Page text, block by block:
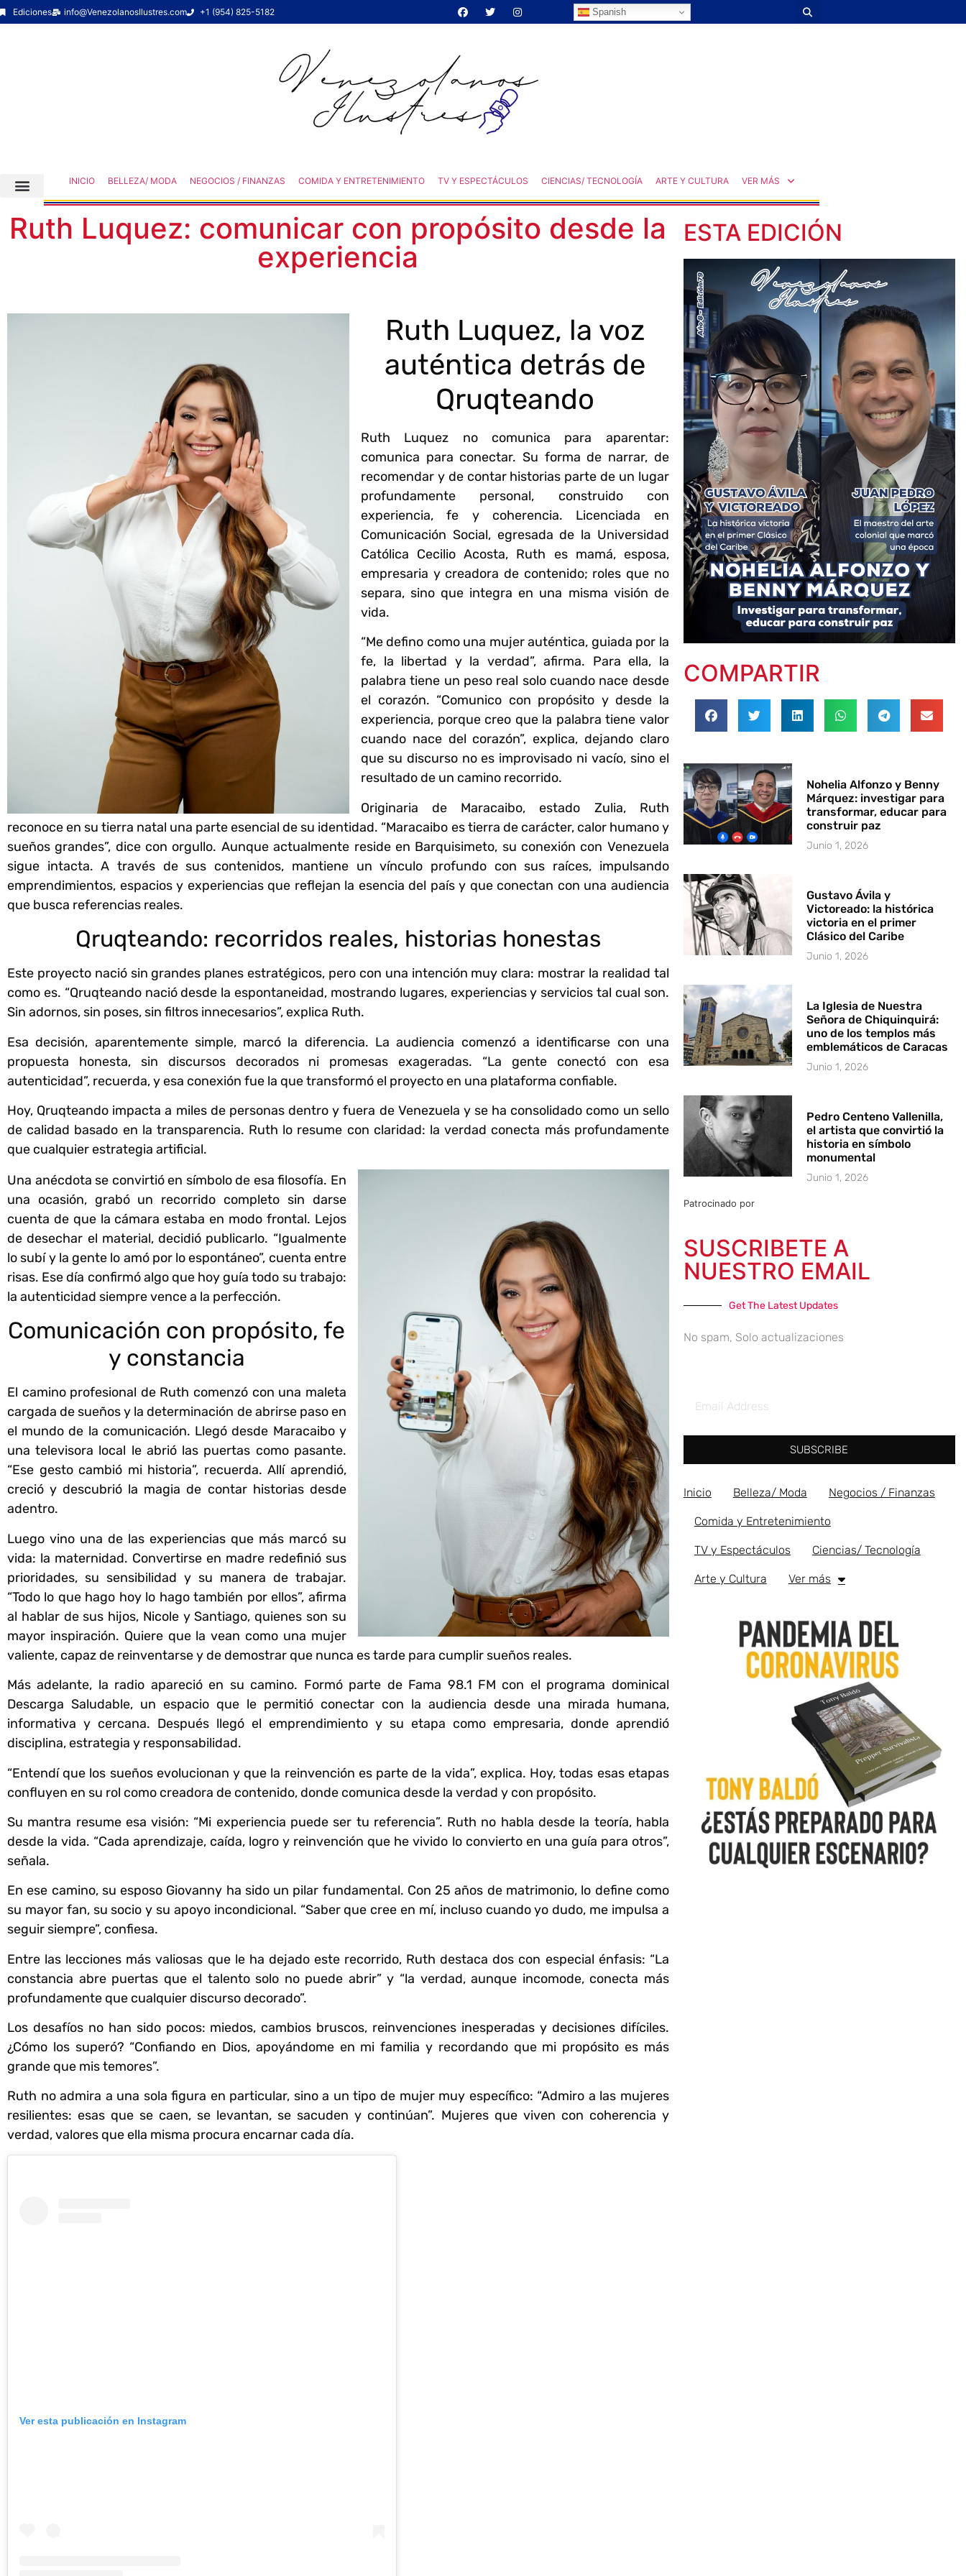
Ediciones info@VenezolanosIlustres.com +1 (954) 825-5182 Spanish
INICIO BELLEZA/ MODA NEGOCIOS / FINANZAS COMIDA Y ENTRETENIMIENTO TV Y ESPECTÁCULOS CIENCIAS/ TECNOLOGÍA ARTE Y CULTURA VER MÁS
Ruth Luquez: comunicar con propósito desde la
experiencia
Ruth Luquez, la voz
auténtica detrás de
Qruqteando
Ruth Luquez no comunica para aparentar:
comunica para conectar. Su forma de narrar, de
recomendar y de contar historias parte de un lugar
profundamente personal, construido con
experiencia, fe y coherencia. Licenciada en
Comunicación Social, egresada de la Universidad
Católica Cecilio Acosta, Ruth es mamá, esposa,
empresaria y creadora de contenido; roles que no
separa, sino que integra en una misma visión de
vida.
“Me defino como una mujer auténtica, guiada por la
fe, la libertad y la verdad”, afirma. Para ella, la
palabra tiene un peso real solo cuando nace desde
el corazón. “Comunico con propósito y desde la
experiencia, porque creo que la palabra tiene valor
cuando nace del corazón”, explica, dejando claro
que su discurso no es improvisado ni vacío, sino el
resultado de un camino recorrido.
Originaria de Maracaibo, estado Zulia, Ruth
reconoce en su tierra natal una parte esencial de su identidad. “Maracaibo es tierra de carácter, calor humano y
sueños grandes”, dice con orgullo. Aunque actualmente reside en Barquisimeto, su conexión con Venezuela
sigue intacta. A través de sus contenidos, mantiene un vínculo profundo con sus raíces, impulsando
emprendimientos, espacios y experiencias que reflejan la esencia del país y que conectan con una audiencia
que busca referencias reales.
Qruqteando: recorridos reales, historias honestas
Este proyecto nació sin grandes planes estratégicos, pero con una intención muy clara: mostrar la realidad tal
como es. “Qruqteando nació desde la espontaneidad, mostrando lugares, experiencias y servicios tal cual son.
Sin adornos, sin poses, sin filtros innecesarios”, explica Ruth.
Esa decisión, aparentemente simple, marcó la diferencia. La audiencia comenzó a identificarse con una
propuesta honesta, sin discursos decorados ni promesas exageradas. “La gente conectó con esa
autenticidad”, recuerda, y esa conexión fue la que transformó el proyecto en una plataforma confiable.
Hoy, Qruqteando impacta a miles de personas dentro y fuera de Venezuela y se ha consolidado como un sello
de calidad basado en la transparencia. Ruth lo resume con claridad: la verdad conecta más profundamente
que cualquier estrategia artificial.
Una anécdota se convirtió en símbolo de esa filosofía. En
una ocasión, grabó un recorrido completo sin darse
cuenta de que la cámara estaba en modo frontal. Lejos
de desechar el material, decidió publicarlo. “Igualmente
lo subí y la gente lo amó por lo espontáneo”, cuenta entre
risas. Ese día confirmó algo que hoy guía todo su trabajo:
la autenticidad siempre vence a la perfección.
Comunicación con propósito, fe
y constancia
El camino profesional de Ruth comenzó con una maleta
cargada de sueños y la determinación de abrirse paso en
el mundo de la comunicación. Llegó desde Maracaibo y
una televisora local le abrió las puertas como pasante.
“Ese gesto cambió mi historia”, recuerda. Allí aprendió,
creció y descubrió la magia de contar historias desde
adentro.
Luego vino una de las experiencias que más marcó su
vida: la maternidad. Convertirse en madre redefinió sus
prioridades, su sensibilidad y su manera de trabajar.
“Todo lo que hago hoy lo hago también por ellos”, afirma
al hablar de sus hijos, Nicole y Santiago, quienes son su
mayor inspiración. Quiere que la vean como una mujer
valiente, capaz de reinventarse y de demostrar que nunca es tarde para cumplir sueños reales.
Más adelante, la radio apareció en su camino. Formó parte de Fama 98.1 FM con el programa dominical
Descarga Saludable, un espacio que le permitió conectar con la audiencia desde una mirada humana,
informativa y cercana. Después llegó el emprendimiento y su etapa como empresaria, donde aprendió
disciplina, estrategia y responsabilidad.
“Entendí que los sueños evolucionan y que la reinvención es parte de la vida”, explica. Hoy, todas esas etapas
confluyen en su rol como creadora de contenido, donde comunica desde la verdad y con propósito.
Su mantra resume esa visión: “Mi experiencia puede ser tu referencia”. Ruth no habla desde la teoría, habla
desde la vida. “Cada aprendizaje, caída, logro y reinvención que he vivido lo convierto en una guía para otros”,
señala.
En ese camino, su esposo Giovanny ha sido un pilar fundamental. Con 25 años de matrimonio, lo define como
su mayor fan, su socio y su apoyo incondicional. “Saber que cree en mí, incluso cuando yo dudo, me impulsa a
seguir siempre”, confiesa.
Entre las lecciones más valiosas que le ha dejado este recorrido, Ruth destaca dos con especial énfasis: “La
constancia abre puertas que el talento solo no puede abrir” y “la verdad, aunque incomode, conecta más
profundamente que cualquier discurso decorado”.
Los desafíos no han sido pocos: miedos, cambios bruscos, reinvenciones inesperadas y decisiones difíciles.
¿Cómo los superó? “Confiando en Dios, apoyándome en mi familia y recordando que mi propósito es más
grande que mis temores”.
Ruth no admira a una sola figura en particular, sino a un tipo de mujer muy específico: “Admiro a las mujeres
resilientes: esas que se caen, se levantan, se sacuden y continúan”. Mujeres que viven con coherencia y
verdad, valores que ella misma procura encarnar cada día.
Ver esta publicación en Instagram
ESTA EDICIÓN
COMPARTIR
Nohelia Alfonzo y Benny
Márquez: investigar para
transformar, educar para
construir paz
Junio 1, 2026
Gustavo Ávila y
Victoreado: la histórica
victoria en el primer
Clásico del Caribe
Junio 1, 2026
La Iglesia de Nuestra
Señora de Chiquinquirá:
uno de los templos más
emblemáticos de Caracas
Junio 1, 2026
Pedro Centeno Vallenilla,
el artista que convirtió la
historia en símbolo
monumental
Junio 1, 2026
Patrocinado por
SUSCRIBETE A
NUESTRO EMAIL
Get The Latest Updates
No spam, Solo actualizaciones
SUBSCRIBE
Inicio Belleza/ Moda Negocios / Finanzas
Comida y Entretenimiento
TV y Espectáculos Ciencias/ Tecnología
Arte y Cultura Ver más